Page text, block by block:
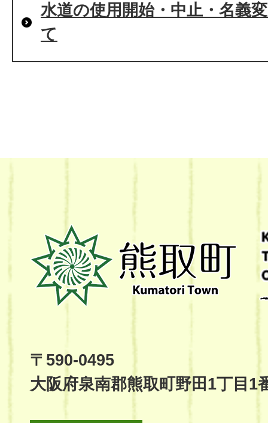
水道の使用開始・中止・名義
て
熊
取
町
Kumatori
Site
〒590-0495
大阪府泉南郡熊取町野田1丁目1